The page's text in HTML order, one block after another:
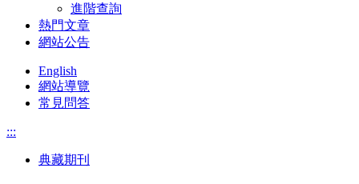
進階查詢
熱門文章
網站公告
English
網站導覽
常見問答
:::
典藏期刊